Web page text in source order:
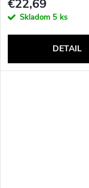
€22,69
Skladom 5 ks
DETAIL